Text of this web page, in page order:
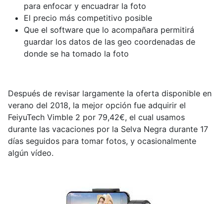
para enfocar y encuadrar la foto
El precio más competitivo posible
Que el software que lo acompañara permitirá
guardar los datos de las geo coordenadas de
donde se ha tomado la foto
Después de revisar largamente la oferta disponible en
verano del 2018, la mejor opción fue adquirir el
FeiyuTech Vimble 2 por 79,42€, el cual usamos
durante las vacaciones por la Selva Negra durante 17
días seguidos para tomar fotos, y ocasionalmente
algún vídeo.